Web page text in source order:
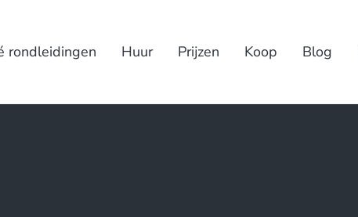
rondleidingen Huur Prijzen Koop Blog